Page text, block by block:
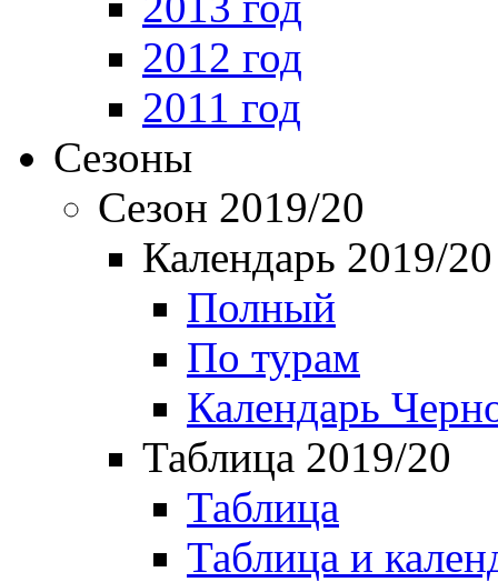
2012 год
2011 год
Сезоны
Сезон 2019/20
Календарь 2019/20
Полный
По турам
Календарь
Таблица 2019/20
Таблица
Таблица и